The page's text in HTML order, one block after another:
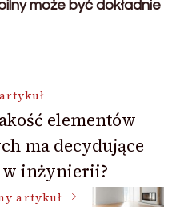
może być dokładnie
elementów
ma decydujące
w inżynierii?
artykuł